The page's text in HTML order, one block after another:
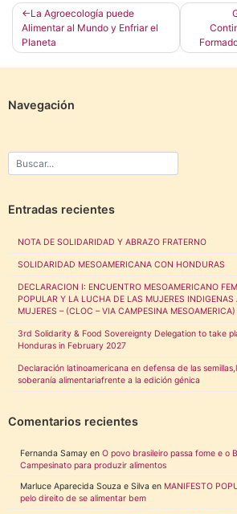
Navegación
de
entradas
La Agroecología puede
Alimentar al Mundo y Enfriar el
Planeta
Navegación
Entradas recientes
NOTA DE SOLIDARIDAD Y ABRAZO FRATERNO
SOLIDARIDAD MESOAMERICANA CON HONDURAS
DECLARACION I: ENCUENTRO MESOAMERICANO
POPULAR Y LA LUCHA DE LAS MUJERES
MUJERES – (CLOC – VIA CAMPESINA MESOAMERICA)
3rd Solidarity & Food Sovereignty Delegation to take
Honduras in February 2027
Declaración latinoamericana en defensa de las
soberanía alimentariafrente a la edición génica
Comentarios recientes
Fernanda Samay en O povo brasileiro passa fome e o
Campesinato para produzir alimentos
Marluce Aparecida Souza e Silva en MANIFESTO
pelo direito de se alimentar bem